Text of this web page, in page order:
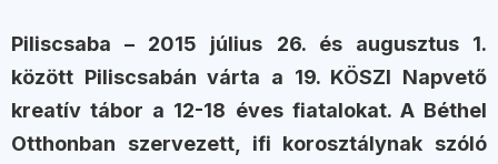
Piliscsaba – 2015 július 26. és augusztus 1.
között Piliscsabán várta a 19. KÖSZI Napvető
kreatív tábor a 12-18 éves fiatalokat. A Béthel
Otthonban szervezett, ifi korosztálynak szóló